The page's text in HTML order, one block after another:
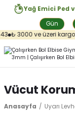
Yağ Emici Ped
Gün
₺ 3000 ve üzeri kargo
Vücut
Anasayfa Uyarı